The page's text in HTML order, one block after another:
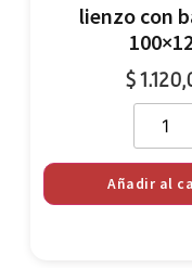
lienzo con
$
Añadir al